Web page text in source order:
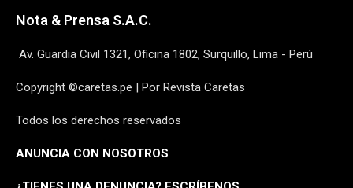
Nota & Prensa S.A.C.
Av. Guardia Civil 1321, Oficina 1802, Surquillo, Lima - Perú
Copyright ©caretas.pe | Por Revista Caretas
Todos los derechos reservados
ANUNCIA CON NOSOTROS